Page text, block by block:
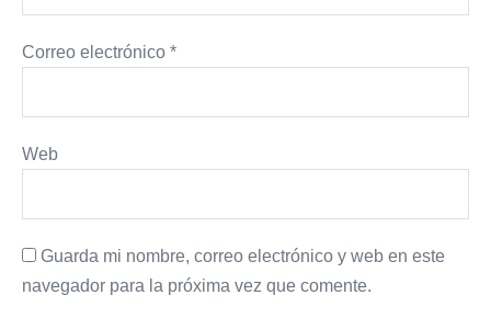
Correo electrónico *
Web
Guarda mi nombre, correo electrónico y web en este
navegador para la próxima vez que comente.